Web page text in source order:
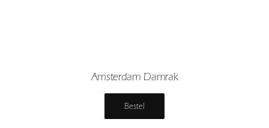
Amsterdam Damrak
Bestel